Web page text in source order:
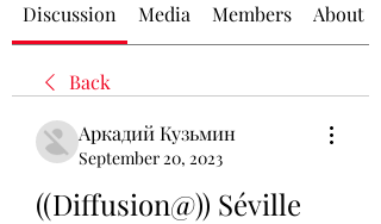
Discussion Media Members About
Back
Аркадий Кузьмин
September 20, 2023
((Diffusion@)) Séville